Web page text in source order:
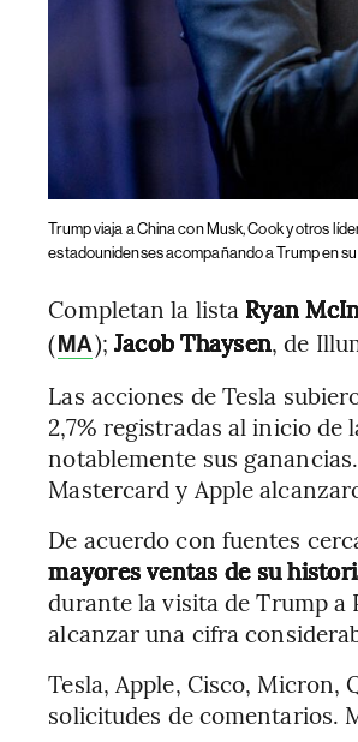
Trump viaja a China con Musk, Cook y otros
estadounidenses acompañando a Trump en
Completan la lista Ryan
(MA); Jacob Thaysen, de
Las acciones de Tesla
2,7% registradas al inicio de
notablemente sus
Mastercard y Apple
De acuerdo con fuentes
mayores ventas de su
durante la visita de Trump a
alcanzar una cifra
Tesla, Apple, Cisco, Micron,
solicitudes de comentarios.